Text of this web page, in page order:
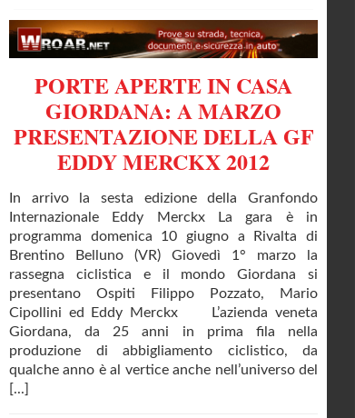
PORTE APERTE IN CASA
GIORDANA: A MARZO
PRESENTAZIONE DELLA GF
EDDY MERCKX 2012
In arrivo la sesta edizione della Granfondo
Internazionale Eddy Merckx La gara è in
programma domenica 10 giugno a Rivalta di
Brentino Belluno (VR) Giovedì 1° marzo la
rassegna ciclistica e il mondo Giordana si
presentano Ospiti Filippo Pozzato, Mario
Cipollini ed Eddy Merckx L’azienda veneta
Giordana, da 25 anni in prima fila nella
produzione di abbigliamento ciclistico, da
qualche anno è al vertice anche nell’universo del
[...]